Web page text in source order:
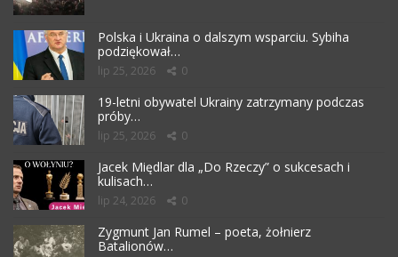
Polska i Ukraina o dalszym wsparciu. Sybiha
podziękował…
lip 25, 2026 0
19-letni obywatel Ukrainy zatrzymany podczas
próby…
lip 25, 2026 0
Jacek Międlar dla „Do Rzeczy” o sukcesach i
kulisach…
lip 24, 2026 0
Zygmunt Jan Rumel – poeta, żołnierz
Batalionów…